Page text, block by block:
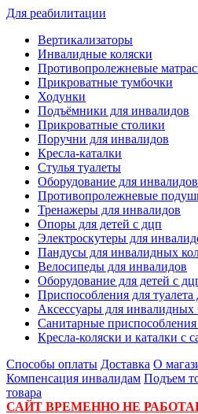
Для реабилитации
Вертикализаторы
Инвалидные коляски
Противопролежневые
Прикроватные тумбочки
Ходунки
Подъёмники для инвалидов
Прикроватные столики
Поручни для инвалидов
Кресла-каталки
Стулья туалеты
Оборудование для инвалидов
Противопролежневые
Тренажеры для инвалидов
Опоры для детей с дцп
Электроскутеры для
Пандусы для инвалидных
Велосипеды для инвалидов
Оборудование для детей с
Приспособления для туалета
Аксессуары для инвалидных
Санитарные
Кресла-коляски и каталки с
Способы оплаты Доставка О
Компенсация инвалидам Подъем
товара
САЙТ ВРЕМЕННО НЕ